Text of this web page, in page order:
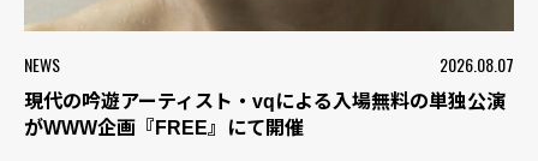
NEWS 2026.08.07
現代の吟遊アーティスト・vqによる入場無料の単独公演
がWWW企画『FREE』にて開催